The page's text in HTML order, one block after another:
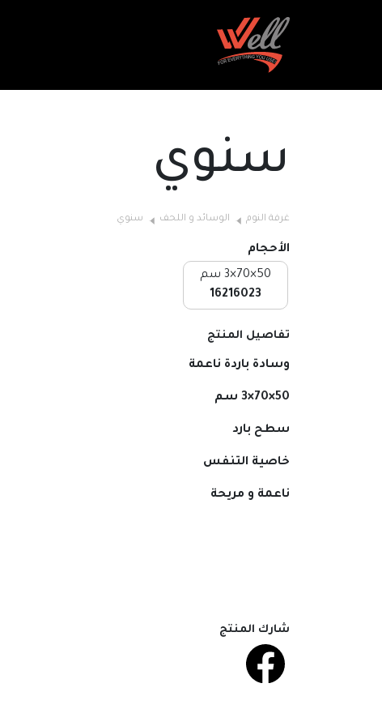
سنوي
غرفة النوم الوسائد و اللحف سنوي
الأحجام
50×70×3 سم
16216023
تفاصيل المنتج
وسادة باردة ناعمة
50×70×3 سم
سطح بارد
خاصية التنفس
ناعمة و مريحة
شارك المنتج